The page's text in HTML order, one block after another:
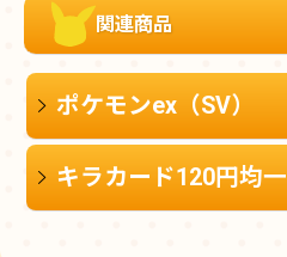
関連商品
ポケモンex（SV）
キラカード120円均一